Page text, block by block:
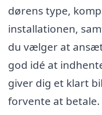
dørens type,
installationen,
du vælger at
god idé at
giver dig et klart
forvente at betale.